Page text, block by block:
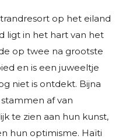
op het eiland
ligt in het hart van het
op twee na grootste
en is een juweeltje
niet is ontdekt. Bijna
af van
te zien aan hun kunst,
hun optimisme. Haïti